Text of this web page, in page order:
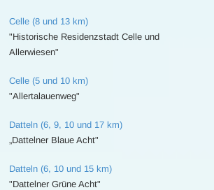
Celle (8 und 13 km)
"Historische Residenzstadt Celle und
Allerwiesen"
Celle (5 und 10 km)
"Allertalauenweg"
Datteln (6, 9, 10 und 17 km)
„Dattelner Blaue Acht"
Datteln (6, 10 und 15 km)
"Dattelner Grüne Acht"